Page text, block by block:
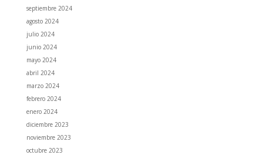
septiembre 2024
agosto 2024
julio 2024
junio 2024
mayo 2024
abril 2024
marzo 2024
febrero 2024
enero 2024
diciembre 2023
noviembre 2023
octubre 2023